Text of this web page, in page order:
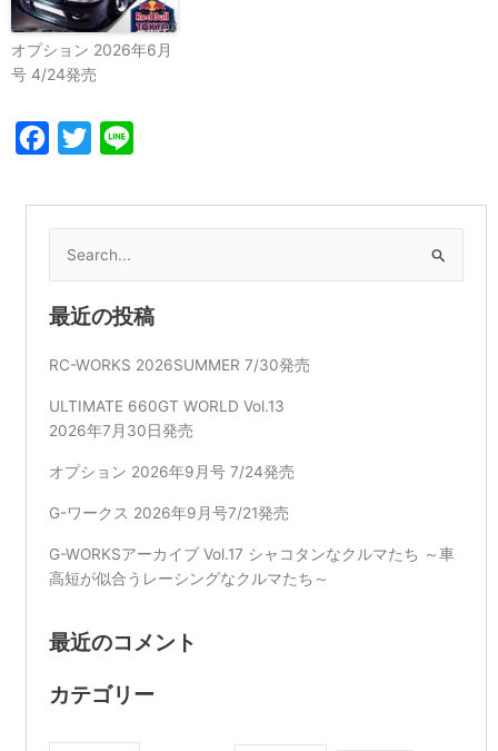
オプション 2026年6月
号 4/24発売
Facebook
Twitter
索
対
象:
最近の投稿
RC-WORKS 2026SUMMER 7/30発売
ULTIMATE 660GT WORLD Vol.13
2026年7月30日発売
オプション 2026年9月号 7/24発売
G-ワークス 2026年9月号7/21発売
G-WORKSアーカイブ Vol.17 シャコタンなクルマたち ～車
高短が似合うレーシングなクルマたち～
最近のコメント
カテゴリー